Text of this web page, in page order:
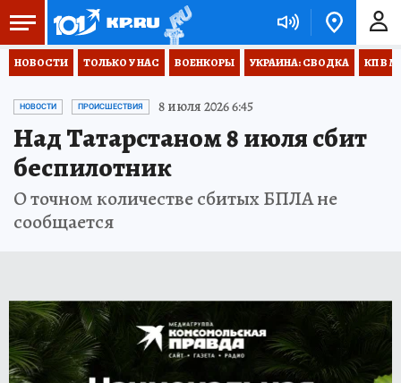
НОВОСТИ ТОЛЬКО У НАС ВОЕНКОРЫ УКРАИНА: СВОДКА КП В
НОВОСТИ ПРОИСШЕСТВИЯ 8 июля 2026 6:45
Над Татарстаном 8 июля сбит
беспилотник
О точном количестве сбитых БПЛА не
сообщается